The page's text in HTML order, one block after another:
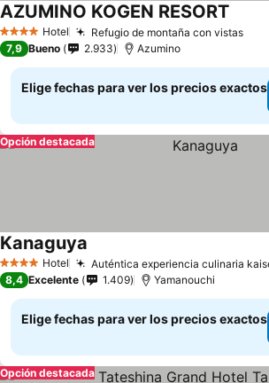
4 EstrellasHotel Refugio de montaña con vistasVer
AZUMINO KOGEN RESORT
7,9 Bueno 2.933 Azumino
Elige fechas para ver los precios exactos
Opción destacada
4 EstrellasHotel Auténtica experiencia culinaria
Kanaguya
8,4 Excelente 1.409 Yamanouchi
Elige fechas para ver los precios exactos
Opción destacada